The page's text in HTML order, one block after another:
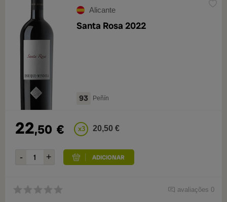
Alicante
Santa Rosa 2022
93 Peñín
22,50 € x3 20,50 €
avaliações 0